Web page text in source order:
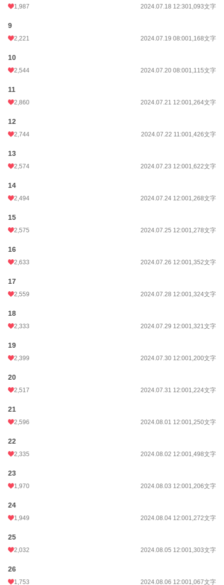
1,987 2024.07.18 12:301,093文字
9
2,221 2024.07.19 08:001,168文字
10
2,544 2024.07.20 08:001,115文字
11
2,860 2024.07.21 12:001,264文字
12
2,744 2024.07.22 11:001,426文字
13
2,574 2024.07.23 12:001,622文字
14
2,494 2024.07.24 12:001,268文字
15
2,575 2024.07.25 12:001,278文字
16
2,633 2024.07.26 12:001,352文字
17
2,559 2024.07.28 12:001,324文字
18
2,333 2024.07.29 12:001,321文字
19
2,399 2024.07.30 12:001,200文字
20
2,517 2024.07.31 12:001,224文字
21
2,596 2024.08.01 12:001,250文字
22
2,335 2024.08.02 12:001,498文字
23
1,970 2024.08.03 12:001,206文字
24
1,949 2024.08.04 12:001,272文字
25
2,032 2024.08.05 12:001,303文字
26
1,753 2024.08.06 12:001,067文字